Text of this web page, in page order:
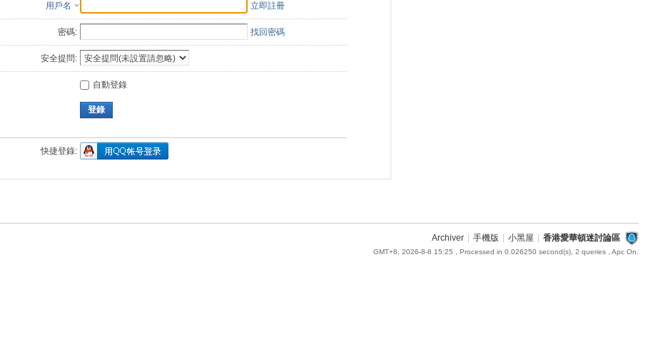
用戶名 立即註冊
密碼: 找回密碼
安全提問:
自動登錄
登錄
快捷登錄:
Archiver 手機版 小黑屋 香港愛華頓迷討論區
GMT+8, 2026-8-8 15:25 , Processed in 0.026250 second(s), 2 queries , Apc On.